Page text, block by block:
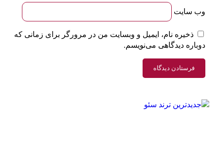
وب‌ سایت
ذخیره نام، ایمیل و وبسایت من در مرورگر برای زمانی که
دوباره دیدگاهی می‌نویسم.